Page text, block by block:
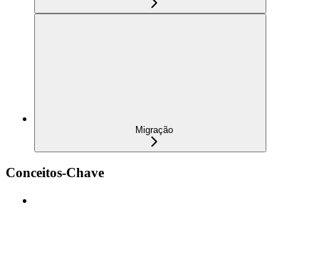
Migração
Conceitos-Chave